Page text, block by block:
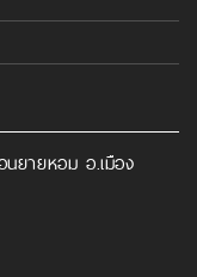
ยายหอม อ.เมือง